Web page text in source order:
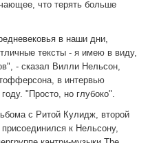
что терять больше
в наши дни,
тексты - я имею в виду,
- сказал Вилли Нельсон,
в интервью
"Просто, но глубоко".
с Ритой Кулидж, второй
к Нельсону,